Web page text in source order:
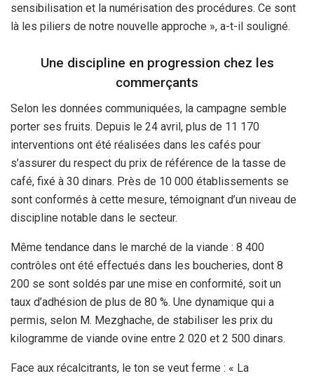
sensibilisation et la numérisation des procédures. Ce sont
là les piliers de notre nouvelle approche », a-t-il souligné.
Une discipline en progression chez les
commerçants
Selon les données communiquées, la campagne semble
porter ses fruits. Depuis le 24 avril, plus de 11 170
interventions ont été réalisées dans les cafés pour
s’assurer du respect du prix de référence de la tasse de
café, fixé à 30 dinars. Près de 10 000 établissements se
sont conformés à cette mesure, témoignant d’un niveau de
discipline notable dans le secteur.
Même tendance dans le marché de la viande : 8 400
contrôles ont été effectués dans les boucheries, dont 8
200 se sont soldés par une mise en conformité, soit un
taux d’adhésion de plus de 80 %. Une dynamique qui a
permis, selon M. Mezghache, de stabiliser les prix du
kilogramme de viande ovine entre 2 020 et 2 500 dinars.
Face aux récalcitrants, le ton se veut ferme : « La